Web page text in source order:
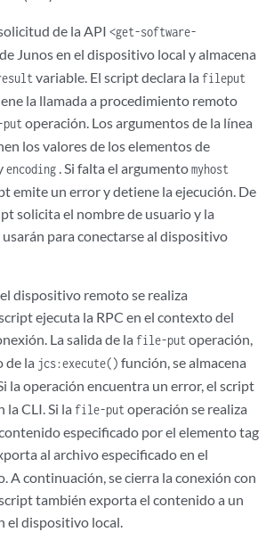
de la API <get-software-
Junos en el dispositivo local y almacena
variable. El script declara la fileput
la llamada a procedimiento remoto
operación. Los argumentos de la línea
los valores de los elementos de
encoding . Si falta el argumentomyhost
emite un error y detiene la ejecución. De
solicita el nombre de usuario y la
para conectarse al dispositivo
dispositivo remoto se realiza
ejecuta la RPC en el contexto del
La salida de la file-putoperación,
de la jcs:execute() función, se almacena
la operación encuentra un error, el script
la CLI. Si la file-putoperación se realiza
especificado por el elemento tag
al archivo especificado en el
A continuación, se cierra la conexión con
también exporta el contenido a un
el dispositivo local.